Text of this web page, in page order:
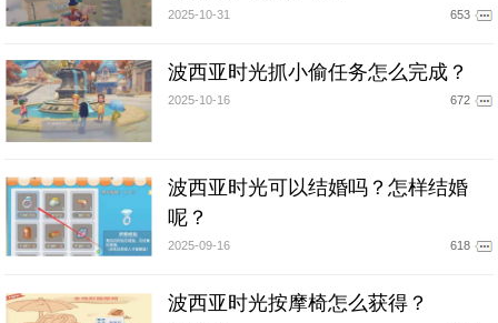
2025-10-31 653
波西亚时光抓小偷任务怎么完成？
2025-10-16 672
波西亚时光可以结婚吗？怎样结婚
呢？
2025-09-16 618
波西亚时光按摩椅怎么获得？